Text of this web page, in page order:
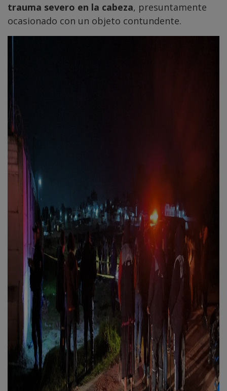
trauma severo en la cabeza, presuntamente
ocasionado con un objeto contundente.